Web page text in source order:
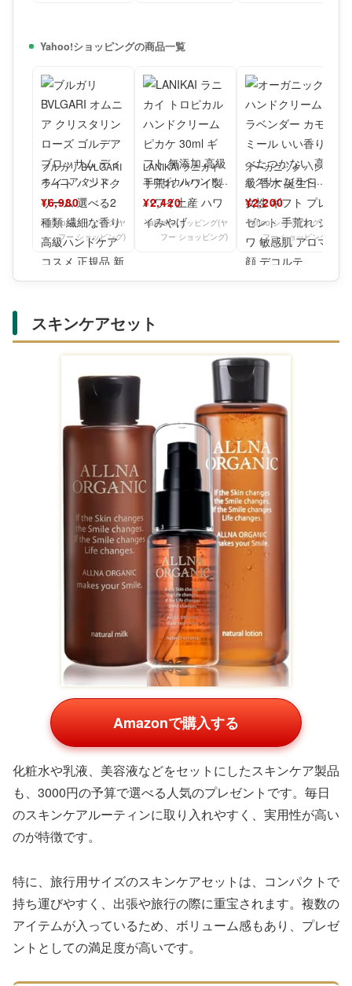
Yahoo!ショッピングの商品一覧
ブルガリ BVLGARI
オムニア クリスタ
リン ローズ ゴルデ
ア ブロッサム
¥6,980
Yahoo!ショッピング(ヤ
フー ショッピング)
LANIKAI ラニカイ
トロピカルハンドク
リーム ピカケ 30ml
ギフト 無
¥2,420
Yahoo!ショッピング(ヤ
フー ショッピング)
オーガニック ハン
ドクリーム ラベン
ダー カモミール い
い香り べたつかな
い 高
¥2,200
Yahoo!ショッピング(ヤ
フー ショッピング)
スキンケアセット
Amazonで購入する
化粧水や乳液、美容液などをセットにしたスキンケア製品
も、3000円の予算で選べる人気のプレゼントです。毎日
のスキンケアルーティンに取り入れやすく、実用性が高い
のが特徴です。
特に、旅行用サイズのスキンケアセットは、コンパクトで
持ち運びやすく、出張や旅行の際に重宝されます。複数の
アイテムが入っているため、ボリューム感もあり、プレゼ
ントとしての満足度が高いです。